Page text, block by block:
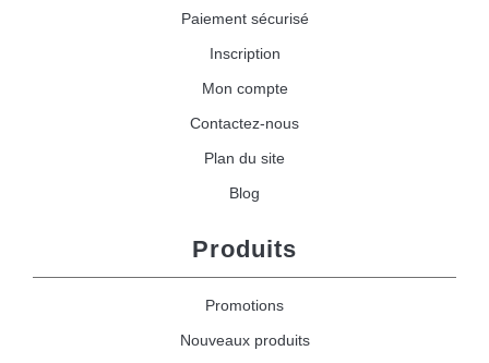
Paiement sécurisé
Inscription
Mon compte
Contactez-nous
Plan du site
Blog
Produits
Promotions
Nouveaux produits